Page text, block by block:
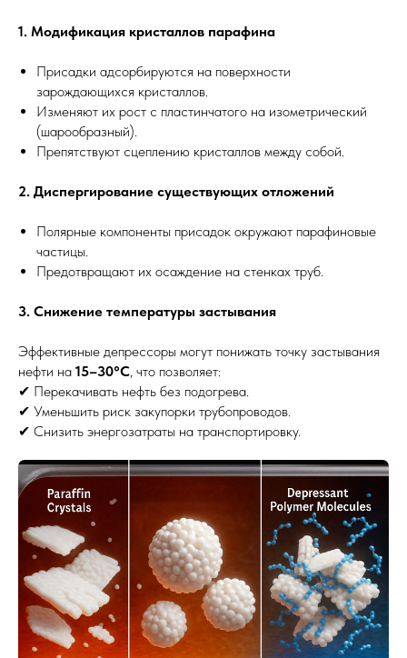
1. Модификация кристаллов парафина
Присадки адсорбируются на поверхности
зарождающихся кристаллов.
Изменяют их рост с пластинчатого на изометрический
(шарообразный).
Препятствуют сцеплению кристаллов между собой.
2. Диспергирование существующих отложений
Полярные компоненты присадок окружают парафиновые
частицы.
Предотвращают их осаждение на стенках труб.
3. Снижение температуры застывания
Эффективные депрессоры могут понижать точку застывания
нефти на 15–30°C , что позволяет:
✔ Перекачивать нефть без подогрева.
✔ Уменьшить риск закупорки трубопроводов.
✔ Снизить энергозатраты на транспортировку.